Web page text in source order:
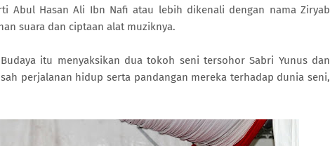
Abul Hasan Ali Ibn Nafi atau lebih dikenali dengan nama Ziryab
suara dan ciptaan alat muziknya.
itu menyaksikan dua tokoh seni tersohor Sabri Yunus dan
perjalanan hidup serta pandangan mereka terhadap dunia seni,